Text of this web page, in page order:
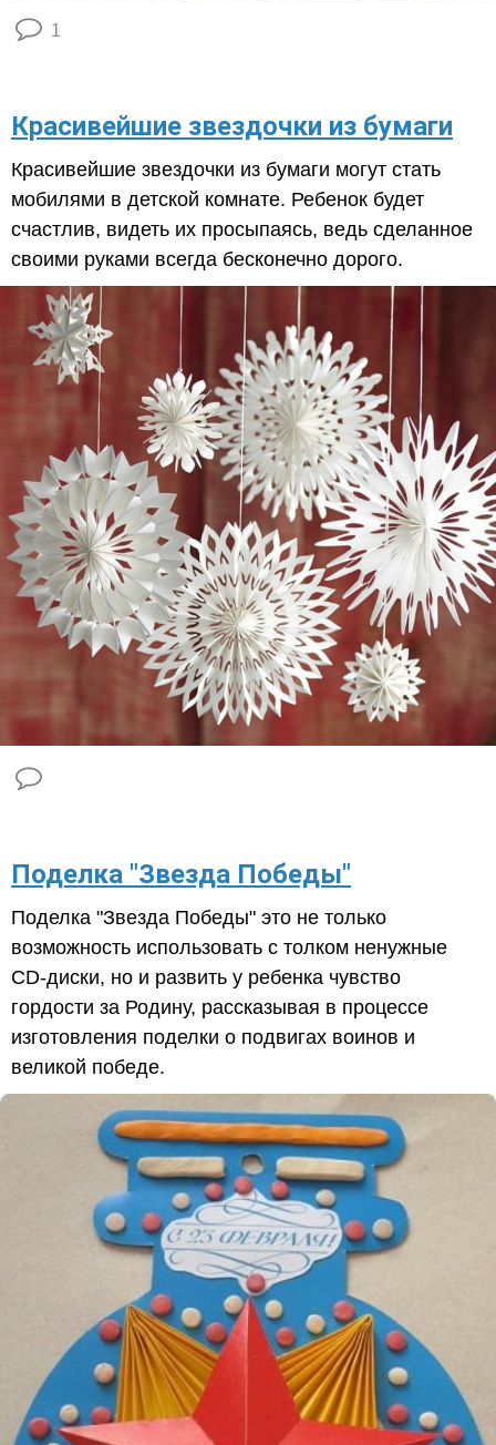
1
Красивейшие звездочки из бумаги
Красивейшие звездочки из бумаги могут стать
мобилями в детской комнате. Ребенок будет
счастлив, видеть их просыпаясь, ведь сделанное
своими руками всегда бесконечно дорого.
Поделка "Звезда Победы"
Поделка "Звезда Победы" это не только
возможность использовать с толком ненужные
CD-диски, но и развить у ребенка чувство
гордости за Родину, рассказывая в процессе
изготовления поделки о подвигах воинов и
великой победе.